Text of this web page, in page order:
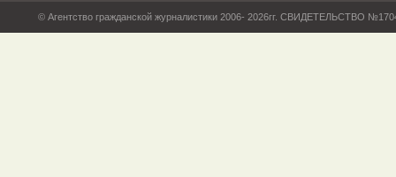
© Агентство гражданской журналистики 2006- 2026гг. СВИДЕТЕЛЬСТВО